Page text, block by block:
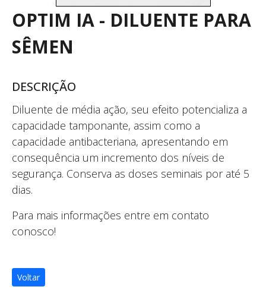
OPTIM IA - DILUENTE PARA
SÊMEN
DESCRIÇÃO
Diluente de média ação, seu efeito potencializa a
capacidade tamponante, assim como a
capacidade antibacteriana, apresentando em
consequência um incremento dos níveis de
segurança. Conserva as doses seminais por até 5
dias.
Para mais informações entre em contato
conosco!
Voltar